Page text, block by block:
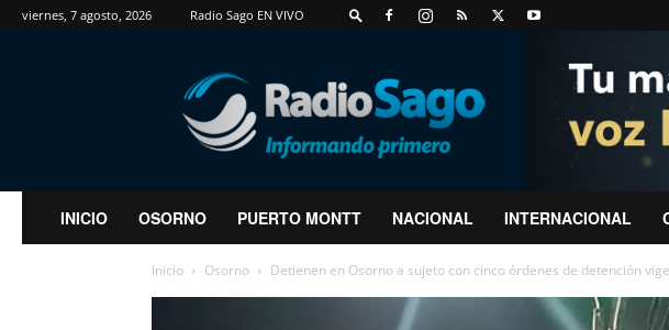
viernes, 7 agosto, 2026 Radio Sago EN VIVO
RadioSago
INICIO OSORNO PUERTO MONTT NACIONAL INTERNACIONAL
Inicio Osorno Detienen en Osorno a sujeto con cinco órdenes de detención